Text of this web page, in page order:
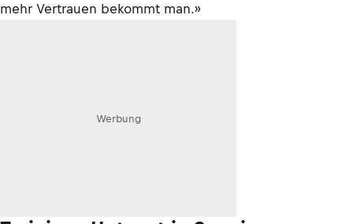
mehr Vertrauen bekommt man.»
Werbung